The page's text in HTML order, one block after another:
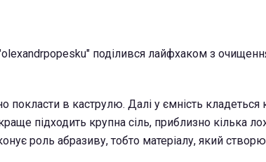
поділився лайфхаком з
покласти в каструлю. Далі у ємність кладеться
підходить крупна сіль, приблизно кілька
роль абразиву, тобто матеріалу, який